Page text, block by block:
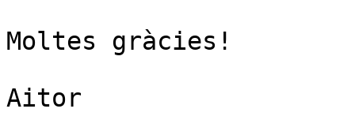
Moltes gràcies!
Aitor